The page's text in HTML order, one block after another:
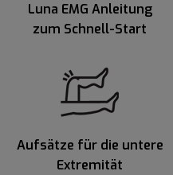
Luna EMG Anleitung
zum Schnell-Start
Aufsätze für die untere
Extremität